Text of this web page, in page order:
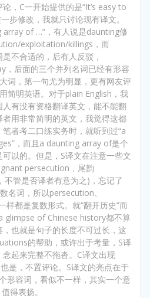
，C一开始提供的是“It’s easy to
步修改，我就只讨论现有译文。
array of …”，有人说是daunting修
exploitation/killings，而
不合适的，后有人反驳，
，后面的三个并列名词已经有形容
词，第一句尤为明显，更有网友评
简明英语。对于plain English，我
有没有资格翻译英文，能不能翻
用非常简明的英文，我觉得这都
者考二口练实务时，就听到过“a
，而且a daunting array of是个
以的。但是，S译文在注意一些文
persecution，尾韵
管是否译者有意为之)，忘记了
名词，所以persecution、
都是复数形式。就“翻开历史”而
glimpse of Chinese history都不算
也就是句子的长度不可过长，这
的帮助，或许出于考量，S译
起来完整不拖沓。C译文出现
是，不置评论。S译文的亮点在于
形容词，看似不一样，其实一个意
得表扬。